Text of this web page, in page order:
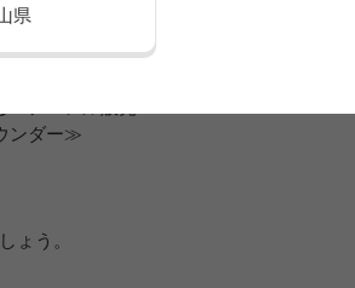
県
行う≪携帯販売≫
する≪インターネットの加入促進≫
ンダー≫
ょう。